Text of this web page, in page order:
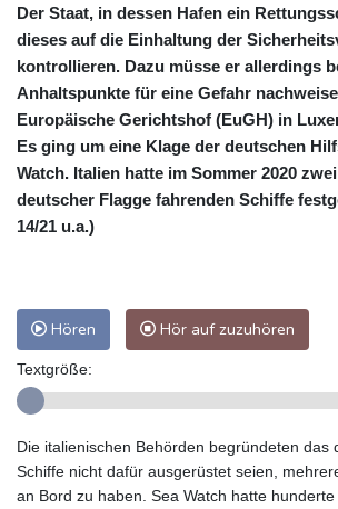
Der Staat, in dessen Hafen ein
dieses auf die Einhaltung der
kontrollieren. Dazu müsse er allerdings
Anhaltspunkte für eine Gefahr
Europäische Gerichtshof (EuGH) in
Es ging um eine Klage der deutschen
Watch. Italien hatte im Sommer 2020
deutscher Flagge fahrenden Schiffe
14/21 u.a.)
Hören Hör auf zuzuhören
Textgröße:
Die italienischen Behörden begründeten das
Schiffe nicht dafür ausgerüstet seien,
an Bord zu haben. Sea Watch hatte